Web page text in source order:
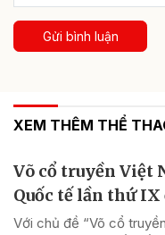
Gửi bình luận
XEM THÊM THỂ
Võ cổ truyền Việt
Quốc tế lần thứ IX
Với chủ đề “Võ cổ